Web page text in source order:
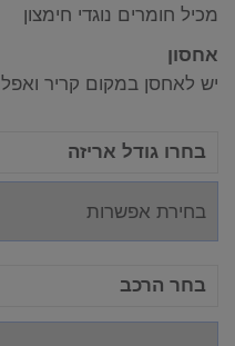
מכיל חומרים נוגדי חימצון
אחסון
יש לאחסן במקום קריר ואפל
בחרו גודל אריזה
בחר הרכב